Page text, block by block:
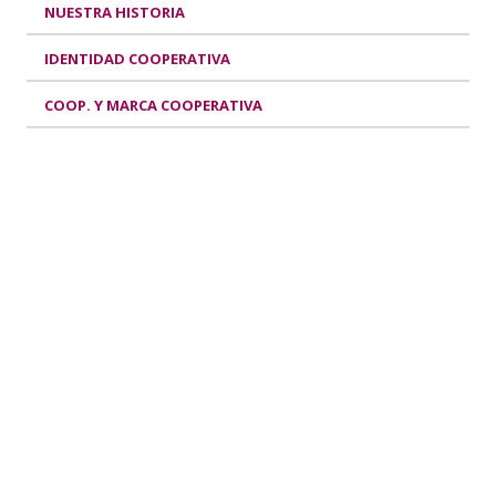
NUESTRA HISTORIA
IDENTIDAD COOPERATIVA
COOP. Y MARCA COOPERATIVA